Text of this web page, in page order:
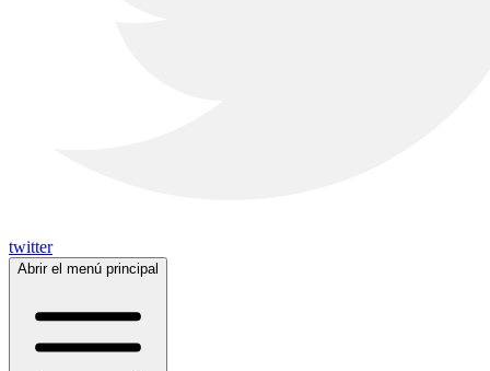
twitter
Abrir el menú principal